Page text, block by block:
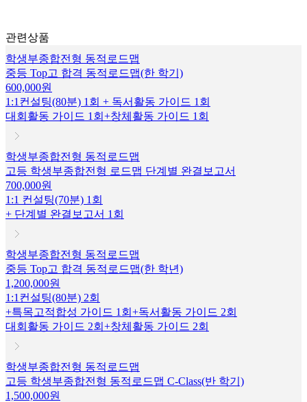
관련상품
학생부종합전형 동적로드맵
중등 Top고 합격 동적로드맵(한 학기)
600,000원
1:1컨설팅(80분) 1회 + 독서활동 가이드 1회
대회활동 가이드 1회+창체활동 가이드 1회
학생부종합전형 동적로드맵
고등 학생부종합전형 로드맵 단계별 완결보고서
700,000원
1:1 컨설팅(70분) 1회
+ 단계별 완결보고서 1회
학생부종합전형 동적로드맵
중등 Top고 합격 동적로드맵(한 학년)
1,200,000원
1:1컨설팅(80분) 2회
+특목고적합성 가이드 1회+독서활동 가이드 2회
대회활동 가이드 2회+창체활동 가이드 2회
학생부종합전형 동적로드맵
고등 학생부종합전형 동적로드맵 C-Class(반 학기)
1,500,000원